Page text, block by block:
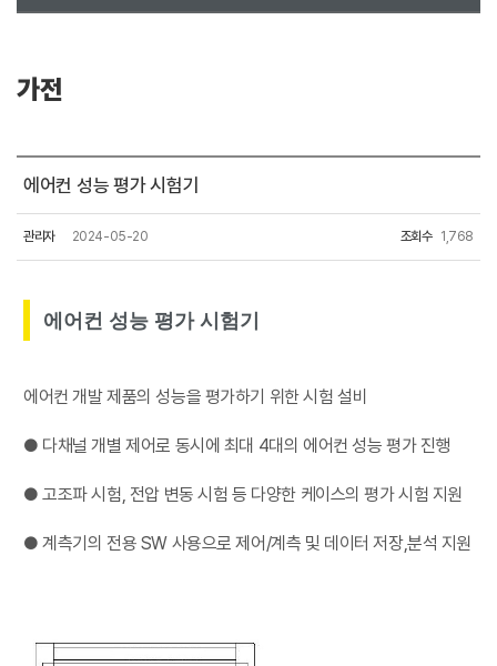
가전
에어컨 성능 평가 시험기
관리자 2024-05-20 조회수 1,768
에어컨 성능 평가 시험기
에어컨 개발 제품의 성능을 평가하기 위한 시험 설비
● 다채널 개별 제어로 동시에 최대 4대의 에어컨 성능 평가 진행
● 고조파 시험, 전압 변동 시험 등 다양한 케이스의 평가 시험 지원
● 계측기의 전용 SW 사용으로 제어/계측 및 데이터 저장,분석 지원